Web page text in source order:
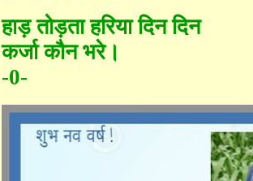
हाड़ तोड़ता हरिया दिन दिन
कर्जा कौन भरे।
-0-